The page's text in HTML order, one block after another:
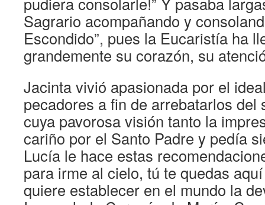
Sagrario acompañando y
Escondido”, pues la Eucaristía ha
grandemente su corazón, su
Jacinta vivió apasionada por el
pecadores a fin de arrebatarlos del
cuya pavorosa visión tanto la
cariño por el Santo Padre y pedía
Lucía le hace estas
para irme al cielo, tú te quedas
quiere establecer en el mundo la